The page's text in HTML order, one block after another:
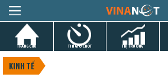
TRANG CHỦ TIN GIỜ CHÓT THỊ TRƯỜNG
KINH TẾ